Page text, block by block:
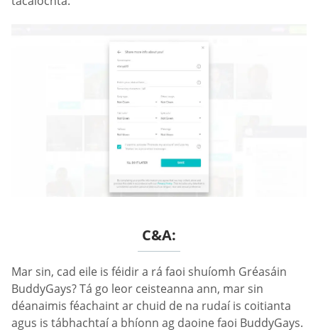
C&A:
Mar sin, cad eile is féidir a rá faoi shuíomh Gréasáin
BuddyGays? Tá go leor ceisteanna ann, mar sin
déanaimis féachaint ar chuid de na rudaí is coitianta
agus is tábhachtaí a bhíonn ag daoine faoi BuddyGays.